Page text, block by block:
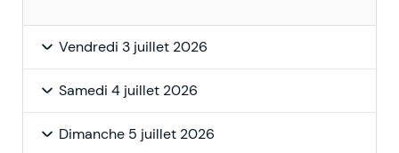
Vendredi 3 juillet 2026
Samedi 4 juillet 2026
Dimanche 5 juillet 2026